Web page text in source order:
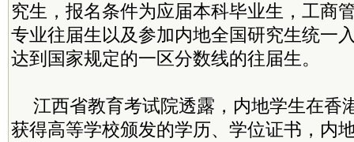
究生，报名条件为应届本科毕业生，工商
专业往届生以及参加内地全国研究生统一
达到国家规定的一区分数线的往届生。
江西省教育考试院透露，内地学生在香
获得高等学校颁发的学历、学位证书，内